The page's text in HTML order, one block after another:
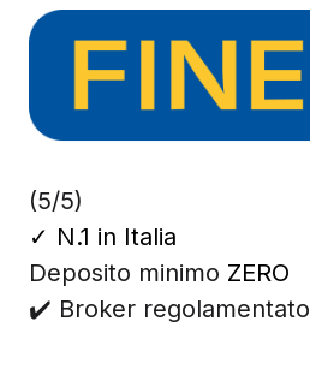
(5/5)
✓ N.1 in Italia
Deposito minimo ZERO
✔️ Broker regolamentato